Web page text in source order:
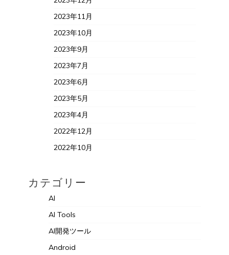
2023年11月
2023年10月
2023年9月
2023年7月
2023年6月
2023年5月
2023年4月
2022年12月
2022年10月
カテゴリー
AI
AI Tools
AI開発ツール
Android